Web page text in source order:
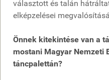
választott és talán
elképzelései
Önnek kitekintése van a
mostani Magyar Nemzeti
táncpalettán?